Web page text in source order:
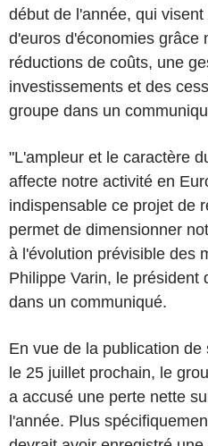
début de l'année, qui
d'euros d'économies grâce
réductions de coûts, une
investissements et des
groupe dans un
"L'ampleur et le caractère
affecte notre activité en
indispensable ce projet de
permet de dimensionner
à l'évolution prévisible des
Philippe Varin, le président
dans un communiqué.
En vue de la publication
le 25 juillet prochain, le
a accusé une perte nette
l'année. Plus